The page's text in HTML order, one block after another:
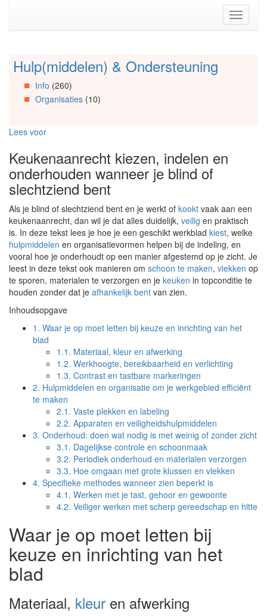
(Accesskey
Toggle
Spring
Artikels
Spring
Spring
Organisaties
Spring
naar
Social
media
Hulp(middelen) & Ondersteuning
Info (260)
Organisaties(10)
Lees voor
Keukenaanrecht kiezen, indelen en
onderhouden wanneer je blind of
slechtziend bent
Als je blind of slechtziend bent en je werkt of kookt vaak aan een
keukenaanrecht, dan wil je dat alles duidelijk, veilig en praktisch
is. In deze tekst lees je hoe je een geschikt werkblad kiest, welke
hulpmiddelen en organisatievormen helpen bij de indeling, en
vooral hoe je onderhoudt op een manier afgestemd op je zicht. Je
leest in deze tekst ook manieren om schoon te maken, vlekken op
te sporen, materialen te verzorgen en je keuken in topconditie te
houden zonder dat je afhankelijk bent van zien.
Inhoudsopgave
1. Waar je op moet letten bij keuze en inrichting van het
blad
1.1. Materiaal, kleur en afwerking
1.2. Werkhoogte, bereikbaarheid en verlichting
1.3. Contrast en tastbare markeringen
2. Hulpmiddelen en organisatie om je werkgebied efficiënt
te maken
2.1. Vaste plekken en labeling
2.2. Apparaten en veiligheidshulpmiddelen
3. Onderhoud: doen wat nodig is met weinig of zonder zicht
3.1. Dagelijkse controle en schoonmaak
3.2. Periodiek onderhoud en materialen verzorgen
3.3. Hoe omgaan met grote klussen en vlekken
4. Specifieke methodes wanneer zien beperkt is
4.1. Werken met je tast, gehoor en gewoonte
4.2. Veiliger werken met scherp gereedschap en hitte
Waar je op moet letten bij
keuze en inrichting van het
blad
Materiaal, kleur en afwerking